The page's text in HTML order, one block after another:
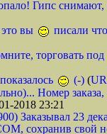
Гипс снимают,
вы
писали
торговать
(-) (
Номер
2018 23:21
Заказывал 23
сохранив свой